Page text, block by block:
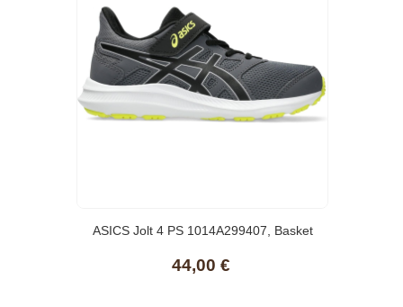
ASICS Jolt 4 PS 1014A299407, Basket
44,00 €